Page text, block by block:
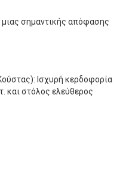
σημαντικής απόφασης
Ισχυρή κερδοφορία
και στόλος ελεύθερος